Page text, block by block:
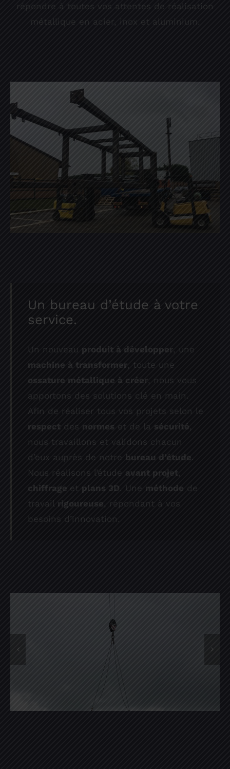
répondre à toutes vos attentes de réalisation
métallique en acier, inox et aluminium.
Un bureau d’étude à votre
service.
Un nouveau produit à développer
, une
machine à transformer
, toute une
ossature métallique à créer
, nous vous
apportons des solutions clé en main.
Afin de réaliser tous vos projets selon le
respect des normes et de la sécurité
nous travaillons et validons chacun
d’eux auprès de notre bureau d’étude.
Nous réalisons l’étude avant projet
chiffrage et plans 3D. Une méthode de
travail rigoureuse, répondant à vos
besoins d’innovation.